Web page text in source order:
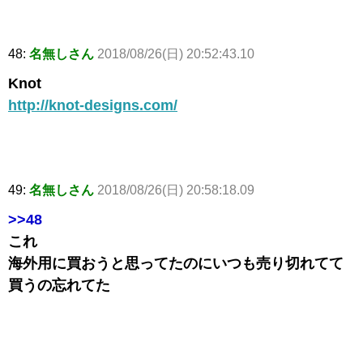
48: 名無しさん 2018/08/26(日) 20:52:43.10
Knot
http://knot-designs.com/
49: 名無しさん 2018/08/26(日) 20:58:18.09
>>48
これ
海外用に買おうと思ってたのにいつも売り切れてて
買うの忘れてた